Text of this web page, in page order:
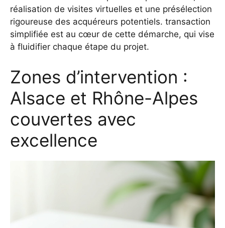
réalisation de visites virtuelles et une présélection
rigoureuse des acquéreurs potentiels. transaction
simplifiée est au cœur de cette démarche, qui vise
à fluidifier chaque étape du projet.
Zones d’intervention :
Alsace et Rhône-Alpes
couvertes avec
excellence